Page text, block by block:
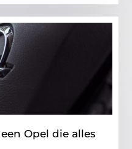
Opel die alles